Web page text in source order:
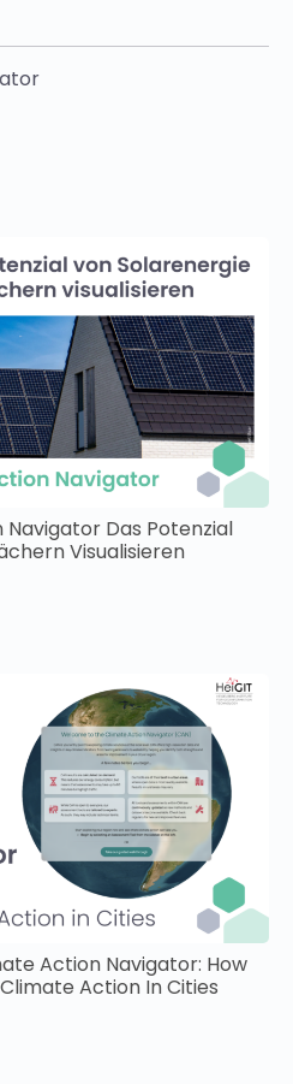
Das Potenzial
Visualisieren
Action Navigator: How
Action In Cities